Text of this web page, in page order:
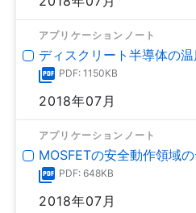
アプリケーションノート
ディスクリート半導体の
PDF: 1150KB
2018年07月
アプリケーションノート
MOSFETの安全動作領域
PDF: 648KB
2018年07月